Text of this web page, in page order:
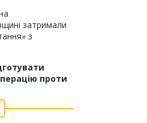
затримали
з
проти